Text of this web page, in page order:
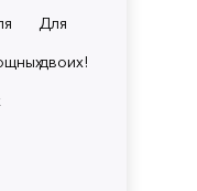
Для
двоих!